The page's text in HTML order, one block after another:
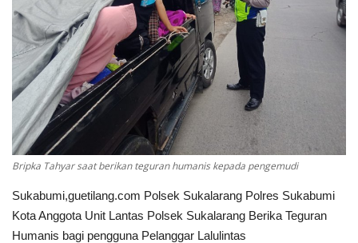
Cybers Event
UMKM & Ekonomi Kreatif
Pekerja Migran Indonesia
Ekonomi
Pendidikan
Informasi Journalism
Bripka Tahyar saat berikan teguran humanis kepada pengemudi
Sukabumi,guetilang.com Polsek Sukalarang Polres Sukabumi
Kota Anggota Unit Lantas Polsek Sukalarang Berika Teguran
Humanis bagi pengguna Pelanggar Lalulintas